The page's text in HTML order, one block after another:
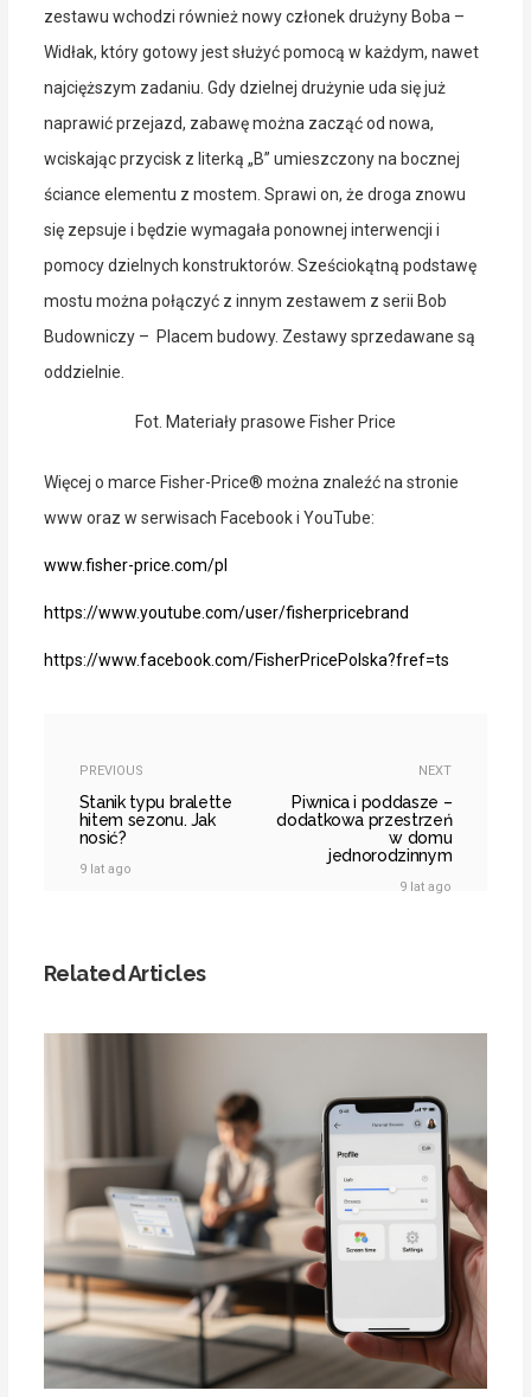
zestawu wchodzi również nowy członek drużyny Boba –
Widłak, który gotowy jest służyć pomocą w każdym, nawet
najcięższym zadaniu. Gdy dzielnej drużynie uda się już
naprawić przejazd, zabawę można zacząć od nowa,
wciskając przycisk z literką „B” umieszczony na bocznej
ściance elementu z mostem. Sprawi on, że droga znowu
się zepsuje i będzie wymagała ponownej interwencji i
pomocy dzielnych konstruktorów. Sześciokątną podstawę
mostu można połączyć z innym zestawem z serii Bob
Budowniczy – Placem budowy. Zestawy sprzedawane są
oddzielnie.
Fot. Materiały prasowe Fisher Price
Więcej o marce Fisher-Price® można znaleźć na stronie
www oraz w serwisach Facebook i YouTube:
www.fisher-price.com/pl
https://www.youtube.com/user/fisherpricebrand
https://www.facebook.com/FisherPricePolska?fref=ts
PREVIOUS
Stanik typu bralette
hitem sezonu. Jak
nosić?
9 lat ago
NEXT
Piwnica i poddasze –
dodatkowa przestrzeń
w domu
jednorodzinnym
9 lat ago
Related Articles